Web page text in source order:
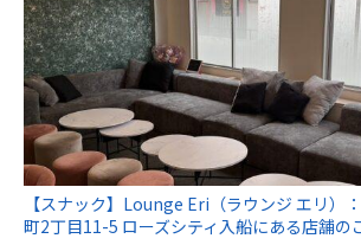
【スナック】Lounge Eri（ラウンジ エリ）
町2丁目11-5 ローズシティ入船にある店舗